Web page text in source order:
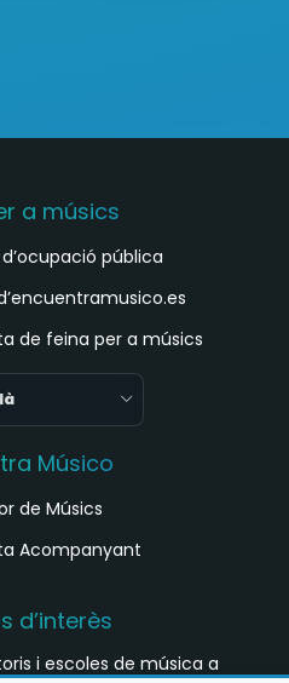
a músics
pública
de feina per a músics
Músico
de Músics
Acompanyant
d’interès
i escoles de música a